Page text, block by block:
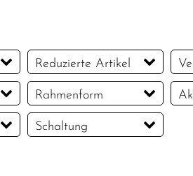
Reduzierte Artikel
Reduzierte Artikel
Rahmenform
Wave
Schaltung